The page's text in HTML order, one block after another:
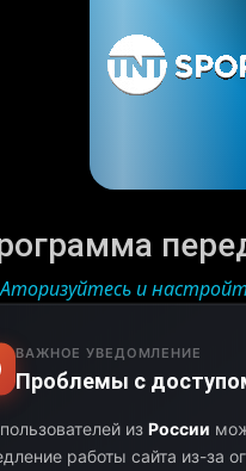
Аторизуйтесь и
расписанием
Программа
за актуальными
любимым
ВАЖНОЕ УВЕДОМЛЕНИЕ
Проблемы с
из России
работы сайта из-за